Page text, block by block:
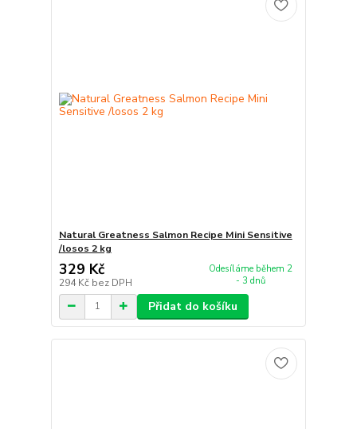
Natural Greatness Salmon Recipe Mini Sensitive
/losos 2 kg
329 Kč
294 Kč bez DPH
Odesíláme během 2
- 3 dnů
Přidat do košíku